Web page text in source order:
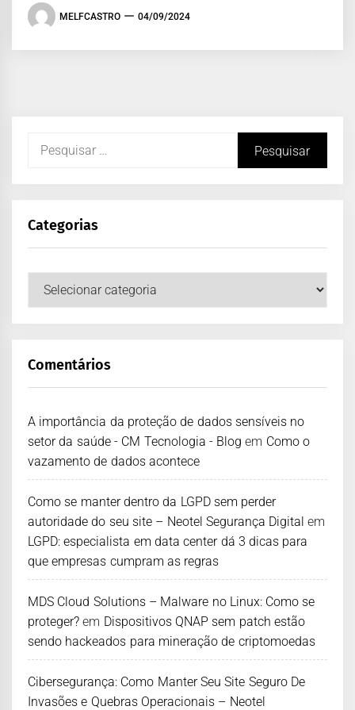
MELFCASTRO 04/09/2024
Categorias
Comentários
A importância da proteção de dados sensíveis no
setor da saúde - CM Tecnologia - Blog em Como o
vazamento de dados acontece
Como se manter dentro da LGPD sem perder
autoridade do seu site – Neotel Segurança Digital em
LGPD: especialista em data center dá 3 dicas para
que empresas cumpram as regras
MDS Cloud Solutions – Malware no Linux: Como se
proteger? em Dispositivos QNAP sem patch estão
sendo hackeados para mineração de criptomoedas
Cibersegurança: Como Manter Seu Site Seguro De
Invasões e Quebras Operacionais – Neotel